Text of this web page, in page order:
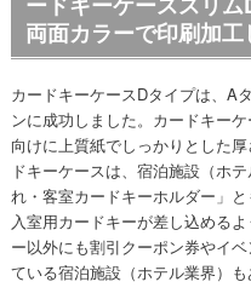
両面カラーで印刷加
カードキーケースDタイプは、A
ンに成功しました。カードキー
向けに上質紙でしっかりとした
ドキーケースは、宿泊施設（ホ
れ・客室カードキーホルダー」
入室用カードキーが差し込める
ー以外にも割引クーポン券やイ
ている宿泊施設（ホテル業界）も